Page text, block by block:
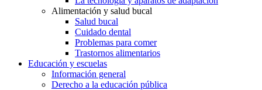
Alimentación y salud bucal
Salud bucal
Cuidado dental
Problemas para comer
Trastornos alimentarios
Educación y escuelas
Información general
Derecho a la educación pública